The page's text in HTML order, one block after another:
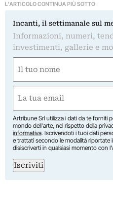
L'ARTICOLO CONTINUA PIÙ SOTTO
Incanti, il settimanale sul
Informazioni, numeri,
investimenti, gallerie e
(Obbligatorio)
Nome
(Obbligatorio)
Artribune Srl utilizza i dati da te forniti
mondo dell'arte, nel rispetto della
informativa. Iscrivendoti i tuoi dati
e trattati secondo le modalità riportate
disiscriverti in qualsiasi momento con
Iscriviti